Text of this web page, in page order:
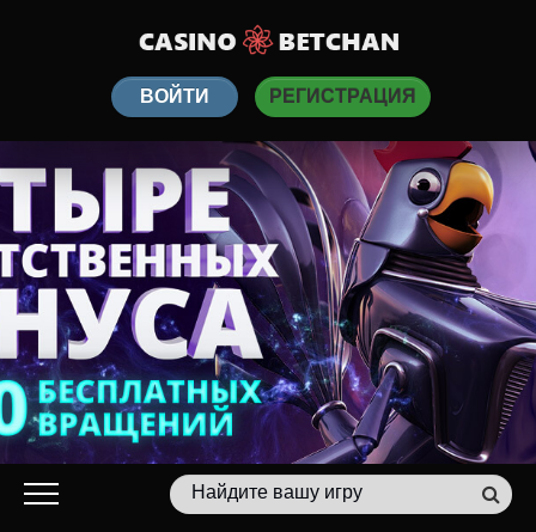
ВОЙТИ РЕГИСТРАЦИЯ